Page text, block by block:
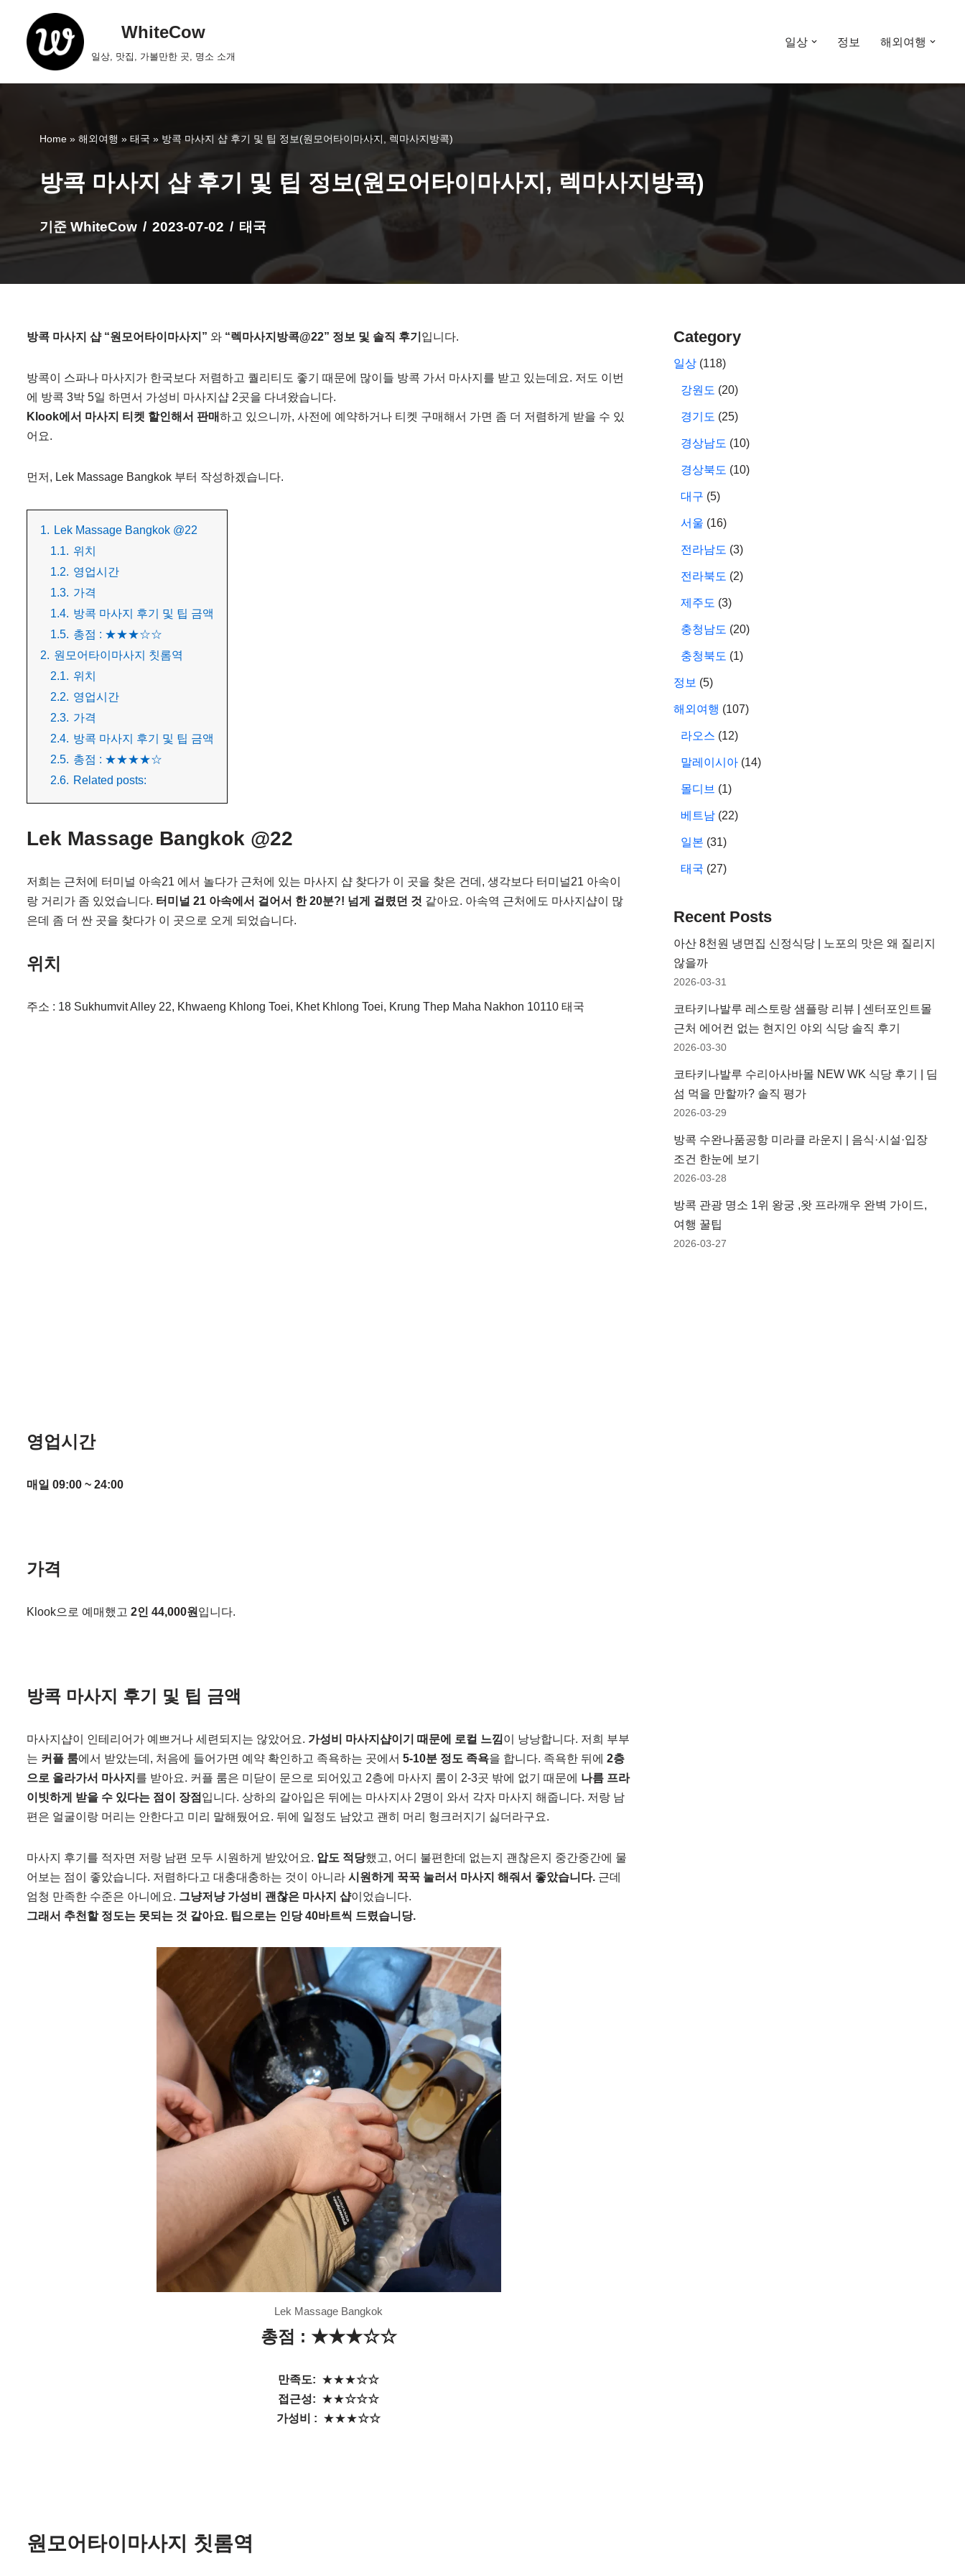
WhiteCow
일상, 맛집, 가볼만한 곳, 명소 소개
일상 정보 해외여행
Home » 해외여행 » 태국 » 방콕 마사지 샵 후기 및 팁 정보(원모어타이마사지, 렉마사지방콕)
방콕 마사지 샵 후기 및 팁 정보(원모어타이마사지, 렉마사지방콕)
기준 WhiteCow 2023-07-02 태국
방콕 마사지 샵 “원모어타이마사지” 와 “렉마사지방콕@22” 정보 및 솔직 후기 입니다.
방콕이 스파나 마사지가 한국보다 저렴하고 퀄리티도 좋기 때문에 많이들 방콕 가서 마사지를 받고 있는데요. 저도 이번
에 방콕 3박 5일 하면서 가성비 마사지샵 2곳을 다녀왔습니다.
Klook에서 마사지 티켓 할인해서 판매하고 있으니까, 사전에 예약하거나 티켓 구매해서 가면 좀 더 저렴하게 받을 수 있
어요.
먼저, Lek Massage Bangkok 부터 작성하겠습니다.
1. Lek Massage Bangkok @22
1.1. 위치
1.2. 영업시간
1.3. 가격
1.4. 방콕 마사지 후기 및 팁 금액
1.5. 총점 : ★★★☆☆
2. 원모어타이마사지 칫롬역
2.1. 위치
2.2. 영업시간
2.3. 가격
2.4. 방콕 마사지 후기 및 팁 금액
2.5. 총점 : ★★★★☆
2.6. Related posts:
Lek Massage Bangkok @22
저희는 근처에 터미널 아속21 에서 놀다가 근처에 있는 마사지 샵 찾다가 이 곳을 찾은 건데, 생각보다 터미널21 아속이
랑 거리가 좀 있었습니다. 터미널 21 아속에서 걸어서 한 20분?! 넘게 걸렸던 것 같아요. 아속역 근처에도 마사지샵이 많
은데 좀 더 싼 곳을 찾다가 이 곳으로 오게 되었습니다.
위치
주소 : 18 Sukhumvit Alley 22, Khwaeng Khlong Toei, Khet Khlong Toei, Krung Thep Maha Nakhon 10110 태국
영업시간
매일 09:00 ~ 24:00
가격
Klook으로 예매했고 2인 44,000원 입니다.
방콕 마사지 후기 및 팁 금액
마사지샵이 인테리어가 예쁘거나 세련되지는 않았어요. 가성비 마사지샵이기 때문에 로컬 느낌이 낭낭합니다. 저희 부부
는 커플 룸에서 받았는데, 처음에 들어가면 예약 확인하고 족욕하는 곳에서 5-10분 정도 족욕을 합니다. 족욕한 뒤에 2층
으로 올라가서 마사지 를 받아요. 커플 룸은 미닫이 문으로 되어있고 2층에 마사지 룸이 2-3곳 밖에 없기 때문에 나름 프라
이빗하게 받을 수 있다는 점이 장점 입니다. 상하의 갈아입은 뒤에는 마사지사 2명이 와서 각자 마사지 해줍니다. 저랑 남
편은 얼굴이랑 머리는 안한다고 미리 말해뒀어요. 뒤에 일정도 남았고 괜히 머리 헝크러지기 싫더라구요.
마사지 후기를 적자면 저랑 남편 모두 시원하게 받았어요. 압도 적당했고, 어디 불편한데 없는지 괜찮은지 중간중간에 물
어보는 점이 좋았습니다. 저렴하다고 대충대충하는 것이 아니라 시원하게 꾹꾹 눌러서 마사지 해줘서 좋았습니다. 근데
엄청 만족한 수준은 아니에요. 그냥저냥 가성비 괜찮은 마사지 샵이었습니다.
그래서 추천할 정도는 못되는 것 같아요. 팁으로는 인당 40바트씩 드렸습니당.
Lek Massage Bangkok
총점 : ★★★☆☆
만족도: ★★★☆☆
접근성: ★★☆☆☆
가성비 : ★★★☆☆
원모어타이마사지 칫롬역
Category
일상 (118)
강원도 (20)
경기도 (25)
경상남도 (10)
경상북도 (10)
대구 (5)
서울 (16)
전라남도 (3)
전라북도 (2)
제주도 (3)
충청남도 (20)
충청북도 (1)
정보 (5)
해외여행 (107)
라오스 (12)
말레이시아 (14)
몰디브 (1)
베트남 (22)
일본 (31)
태국 (27)
Recent Posts
아산 8천원 냉면집 신정식당 | 노포의 맛은 왜 질리지
않을까
2026-03-31
코타키나발루 레스토랑 샘플랑 리뷰 | 센터포인트몰
근처 에어컨 없는 현지인 야외 식당 솔직 후기
2026-03-30
코타키나발루 수리아사바몰 NEW WK 식당 후기 | 딤
섬 먹을 만할까? 솔직 평가
2026-03-29
방콕 수완나품공항 미라클 라운지 | 음식·시설·입장
조건 한눈에 보기
2026-03-28
방콕 관광 명소 1위 왕궁 ,왓 프라깨우 완벽 가이드,
여행 꿀팁
2026-03-27